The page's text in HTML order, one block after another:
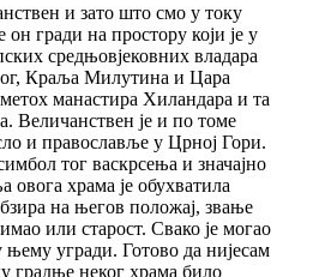
и зато што смо у току
гради на простору који је у
средњовјековних владара
Краља Милутина и Цара
манастира Хиландара и та
Величанствен је и по томе
и православље у Црној Гори.
тог васкрсења и значајно
овога храма је обухватила
на његов положај, звање
или старост. Свако је могао
њему угради. Готово да нијесам
градње неког храма било